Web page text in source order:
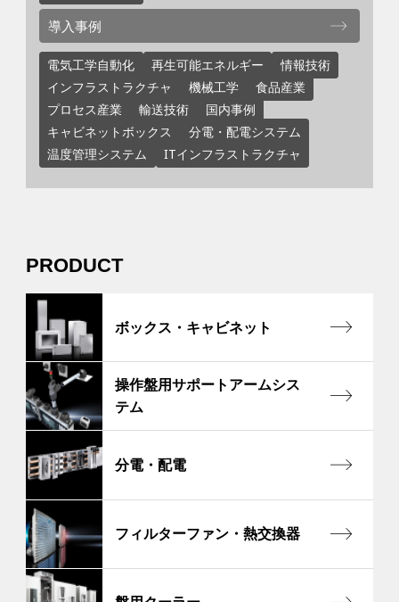
導入事例
電気工学自動化 再生可能エネルギー
情報技術
インフラストラクチャ
機械工学
食品産業
プロセス産業
輸送技術
国内事例
キャビネットボックス
分電・配電システム
温度管理システム
ITインフラストラクチャ
PRODUCT
ボックス・キャビネット
操作盤用サポートアームシス
テム
分電・配電
フィルターファン・熱交換器